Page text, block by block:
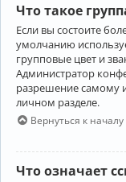
Что такое
Если вы состоите
умолчанию
групповые цвет и
Администратор
разрешение самому
личном разделе.
Вернуться к началу
Что означает